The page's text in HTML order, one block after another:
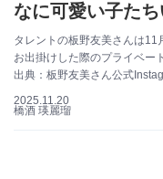
なに可愛い子た
タレントの板野友美さんは
お出掛けした際のプライベー
出典：板野友美さん公式
2025.11.20
橋酒 瑛麗瑠